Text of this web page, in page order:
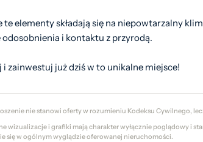
te elementy składają się na niepowtarzalny
odosobnienia i kontaktu z przyrodą.
i zainwestuj już dziś w to unikalne miejsce!
nie stanowi oferty w rozumieniu Kodeksu Cywilnego,
wizualizacje i grafiki mają charakter wyłącznie poglądowy i
się w ogólnym wyglądzie oferowanej nieruchomości.